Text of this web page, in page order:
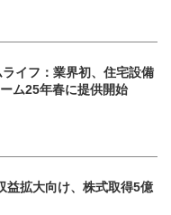
イフ：業界初、住宅設備
ム25年春に提供開始
拡大向け、株式取得5億